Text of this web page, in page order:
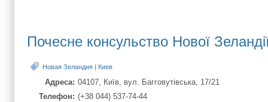
Почесне консульство Нової
Новая Зеландия | Киев
Адреса
04107, Київ, вул. Багговутівська, 17/21
Телефон
(+38 044) 537-74-44